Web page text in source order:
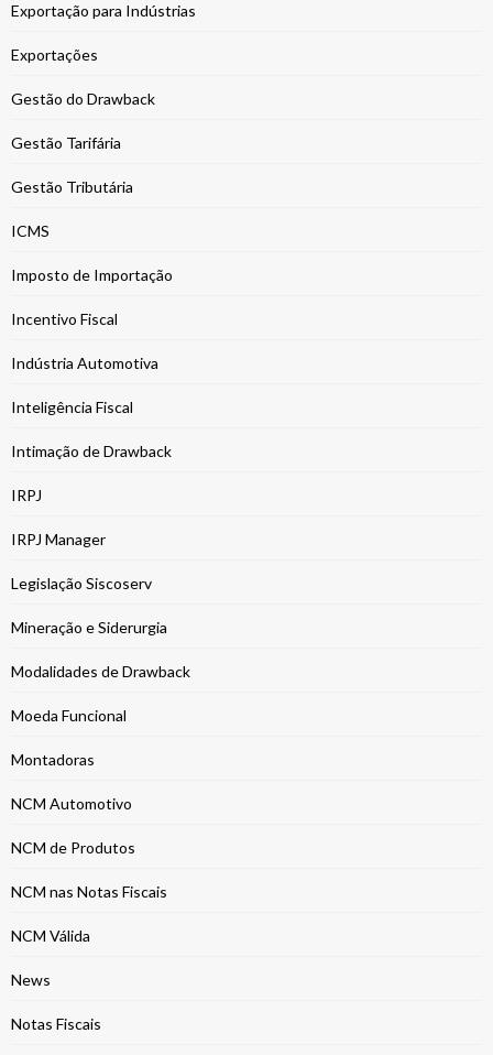
Exportação para Indústrias
Exportações
Gestão do Drawback
Gestão Tarifária
Gestão Tributária
ICMS
Imposto de Importação
Incentivo Fiscal
Indústria Automotiva
Inteligência Fiscal
Intimação de Drawback
IRPJ
IRPJ Manager
Legislação Siscoserv
Mineração e Siderurgia
Modalidades de Drawback
Moeda Funcional
Montadoras
NCM Automotivo
NCM de Produtos
NCM nas Notas Fiscais
NCM Válida
News
Notas Fiscais